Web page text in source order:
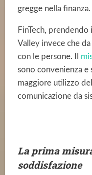
gregge nella finanza.
FinTech,
Valley invece che
con le persone. Il
sono convenienza
maggiore utilizzo
comunicazione da
La prima
soddisfazione